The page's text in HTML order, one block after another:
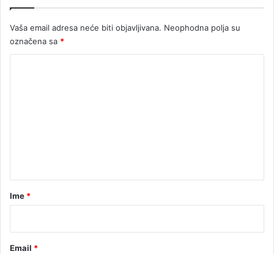
o
i
n
e
Vaša email adresa neće biti objavljivana. Neophodna polja su
označena sa *
rIme *
Email *